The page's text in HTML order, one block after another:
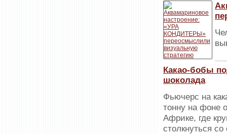
Какао-бобы
шоколада
Фьючерс на
тонну на фоне
Африке, где
столкнуться